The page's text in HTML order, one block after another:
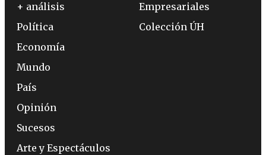
+ análisis
Política
Economía
Mundo
País
Opinión
Sucesos
Arte y Espectáculos
Empresariales
Colección ÚH